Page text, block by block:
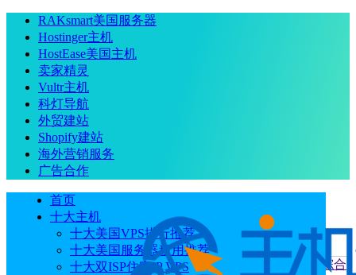
RAKsmart美国服务器
Hostinger主机
HostEase美国主机
卖家精灵
Vultr主机
科灯导航
外贸建站
Shopify建站
海外营销服务
广告合作
首页
十大主机
十大美国VPS排行推荐
十大美国服务器租用推荐
十大双ISP住宅IP VPS
当前位置：首页 评测 恒创科技香港云服务器通用型方案综合